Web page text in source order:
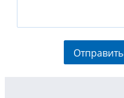
Отправить